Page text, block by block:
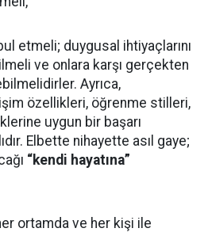
etmeli; duygusal ihtiyaçlarını
ve onlara karşı gerçekten
Ayrıca,
özellikleri, öğrenme stilleri,
uygun bir başarı
Elbette nihayette asıl gaye;
“kendi hayatına”
ortamda ve her kişi ile